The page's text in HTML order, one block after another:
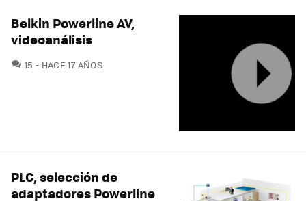
Belkin Powerline AV,
videoanálisis
15 COMENTARIOS
HACE 17 AÑOS
PLC, selección de
adaptadores Powerline